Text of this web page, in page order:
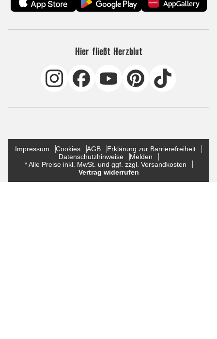
Hier fließt Herzblut
Impressum Cookies AGB
Erklärung zur Barrierefreiheit
Datenschutzhinweise
Melden
* Alle Preise inkl. MwSt. und ggf. zzgl. Versandkosten
Vertrag widerrufen